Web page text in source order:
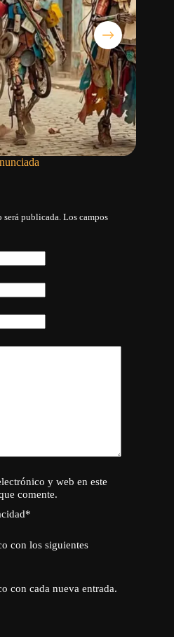
publicada. Los campos
y web en este
comente.
*
con los siguientes
con cada nueva entrada.